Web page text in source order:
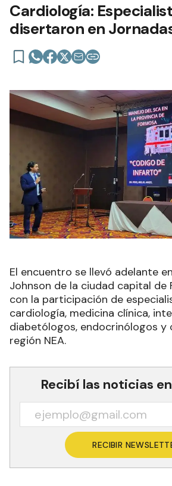
Cardiología:
disertaron en
El encuentro se llevó adelante
Johnson de la ciudad capital de
con la participación de
cardiología, medicina clínica,
diabetólogos, endocrinólogos y
región NEA.
Recibí las noticias
RECIBIR